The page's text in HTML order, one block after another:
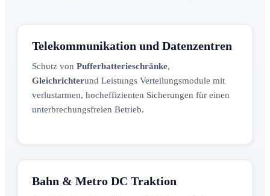
Telekommunikation und Datenzentren
Schutz von Pufferbatterieschränke,
Gleichrichterund Leistungs Verteilungsmodule mit
verlustarmen, hocheffizienten Sicherungen für einen
unterbrechungsfreien Betrieb.
Bahn & Metro DC Traktion
Korean